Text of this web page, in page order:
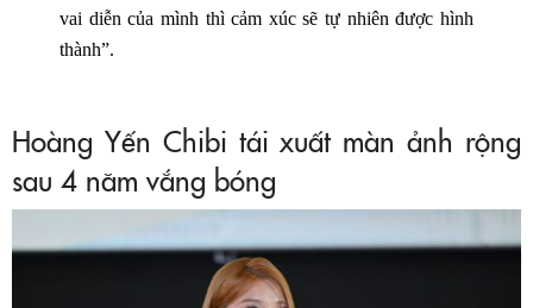
vai diễn của mình thì cảm xúc sẽ tự nhiên được hình
thành”.
Hoàng Yến Chibi tái xuất màn ảnh rộng
sau 4 năm vắng bóng